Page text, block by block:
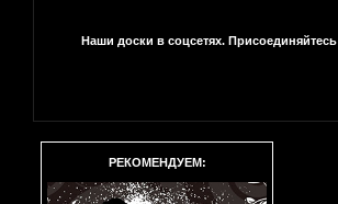
Наши доски в соцсетях. Присоединяйтесь
РЕКОМЕНДУЕМ: